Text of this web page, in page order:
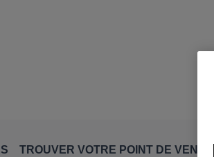
TROUVER VOTRE POINT DE VENTE